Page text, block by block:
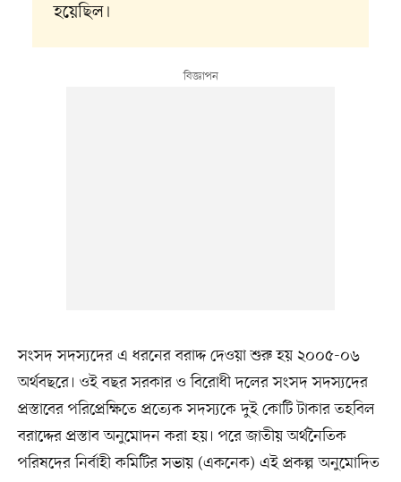
হয়েছিল।
সংসদ সদস্যদের এ ধরনের বরাদ্দ দেওয়া শুরু হয় ২০০৫-০৬
অর্থবছরে। ওই বছর সরকার ও বিরোধী দলের সংসদ সদস্যদের
প্রস্তাবের পরিপ্রেক্ষিতে প্রত্যেক সদস্যকে দুই কোটি টাকার তহবিল
বরাদ্দের প্রস্তাব অনুমোদন করা হয়। পরে জাতীয় অর্থনৈতিক
পরিষদের নির্বাহী কমিটির সভায় (একনেক) এই প্রকল্প অনুমোদিত